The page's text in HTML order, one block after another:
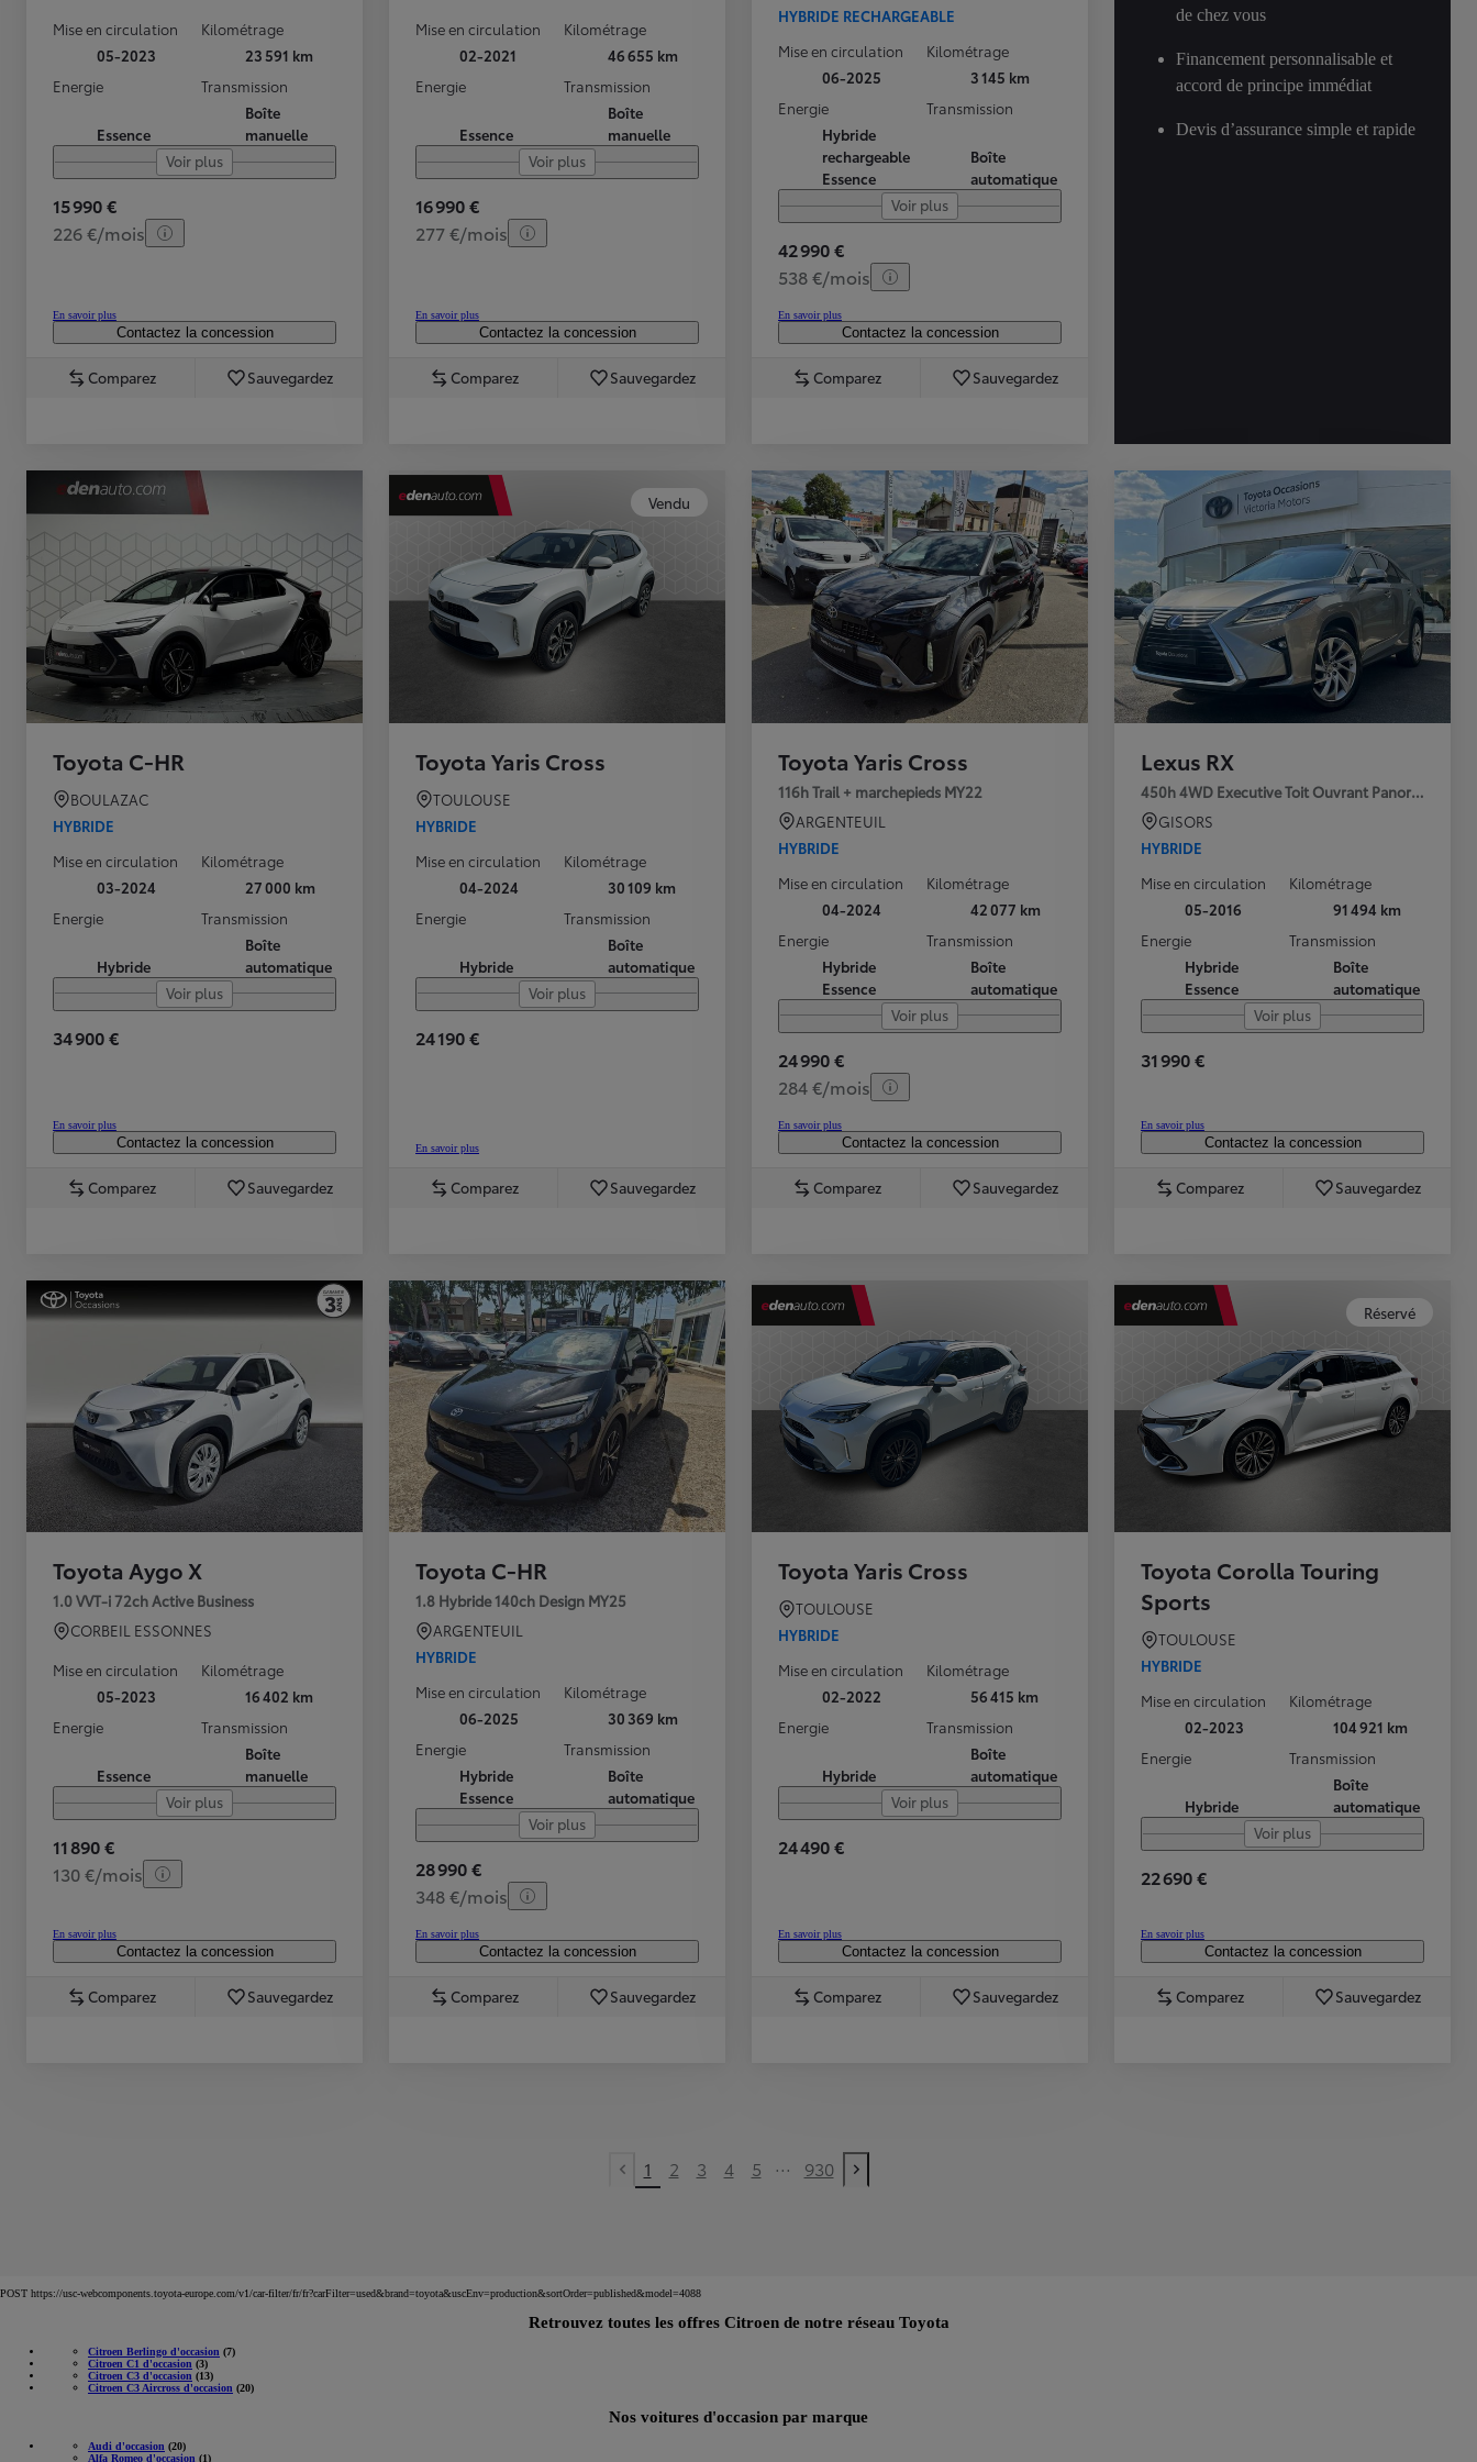
Nouvelle Yaris Cross
Réservez en ligne votre
Avec Toyota
Mise en circulation
05-2023
Kilométrage
23 591 km
Energie
Essence
Transmission
Boîte
manuelle
Voir plus
15 990 €
226 €/mois
En savoir plus
Contactez la concession
Comparez Sauvegardez
Mise en circulation
02-2021
Kilométrage
46 655 km
Energie
Essence
Transmission
Boîte
manuelle
Voir plus
16 990 €
277 €/mois
En savoir plus
Contactez la concession
Comparez Sauvegardez
HYBRIDE RECHARGEABLE
Mise en circulation
06-2025
Kilométrage
3 145 km
Energie
Hybride
rechargeable
Essence
Transmission
Boîte
automatique
Voir plus
42 990 €
538 €/mois
En savoir plus
Contactez la concession
Comparez Sauvegardez
de chez vous
Financement personnalisable et
accord de principe immédiat
Devis d’assurance simple et rapide
Toyota C-HR
BOULAZAC
HYBRIDE
Mise en circulation
03-2024
Kilométrage
27 000 km
Energie
Hybride
Transmission
Boîte
automatique
Voir plus
34 900 €
En savoir plus
Contactez la concession
Comparez Sauvegardez
Vendu
Toyota Yaris Cross
TOULOUSE
HYBRIDE
Mise en circulation
04-2024
Kilométrage
30 109 km
Energie
Hybride
Transmission
Boîte
automatique
Voir plus
24 190 €
En savoir plus
Comparez Sauvegardez
Toyota Yaris Cross
116h Trail + marchepieds MY22
ARGENTEUIL
HYBRIDE
Mise en circulation
04-2024
Kilométrage
42 077 km
Energie
Hybride
Essence
Transmission
Boîte
automatique
Voir plus
24 990 €
284 €/mois
En savoir plus
Contactez la concession
Comparez Sauvegardez
Lexus RX
450h 4WD Executive Toit Ouvrant Panoramique
GISORS
HYBRIDE
Mise en circulation
05-2016
Kilométrage
91 494 km
Energie
Hybride
Essence
Transmission
Boîte
automatique
Voir plus
31 990 €
En savoir plus
Contactez la concession
Comparez Sauvegardez
Toyota Aygo X
1.0 VVT-i 72ch Active Business
CORBEIL ESSONNES
Mise en circulation
05-2023
Kilométrage
16 402 km
Energie
Essence
Transmission
Boîte
manuelle
Voir plus
11 890 €
130 €/mois
En savoir plus
Contactez la concession
Comparez Sauvegardez
Toyota C-HR
1.8 Hybride 140ch Design MY25
ARGENTEUIL
HYBRIDE
Mise en circulation
06-2025
Kilométrage
30 369 km
Energie
Hybride
Essence
Transmission
Boîte
automatique
Voir plus
28 990 €
348 €/mois
En savoir plus
Contactez la concession
Comparez Sauvegardez
Toyota Yaris Cross
TOULOUSE
HYBRIDE
Mise en circulation
02-2022
Kilométrage
56 415 km
Energie
Hybride
Transmission
Boîte
automatique
Voir plus
24 490 €
En savoir plus
Contactez la concession
Comparez Sauvegardez
Réservé
Toyota Corolla Touring
Sports
TOULOUSE
HYBRIDE
Mise en circulation
02-2023
Kilométrage
104 921 km
Energie
Hybride
Transmission
Boîte
automatique
Voir plus
22 690 €
En savoir plus
Contactez la concession
Comparez Sauvegardez
Previous page
1 2 3 4 5 ... 930
Next page
POST https://usc-webcomponents.toyota-europe.com/v1/car-filter/fr/fr?carFilter=used&brand=toyota&uscEnv=production&sortOrder=published&model=4088
Retrouvez toutes les offres Citroen de notre réseau Toyota
Citroen Berlingo d'occasion (7)
Citroen C1 d'occasion (3)
Citroen C3 d'occasion (13)
Citroen C3 Aircross d'occasion (20)
Nos voitures d'occasion par marque
Audi d'occasion (20)
Alfa Romeo d'occasion (1)